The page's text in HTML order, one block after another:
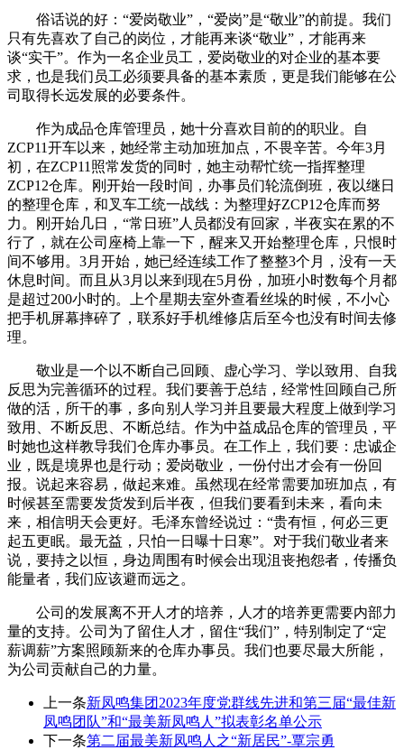
俗话说的好： “爱岗敬业”，“爱岗”是“敬业”的前提。 我们
只有先喜欢了自己的岗位，才能再来谈“敬业”，才能再来
谈“实干”。 作为一名企业员工，爱岗敬业的对企业的基本要
求，也是我们员工必须要具备的基本素质，更是我们能够在公
司取得长远发展的必要条件。
作为成品仓库管理员，她十分喜欢目前的的职业。自
ZCP11开车以来，她经常主动加班加点，不畏辛苦。今年3月
初，在ZCP11照常发货的同时，她主动帮忙统一指挥整理
ZCP12仓库。刚开始一段时间，办事员们轮流倒班，夜以继日
的整理仓库，和叉车工统一战线：为整理好ZCP12仓库而努
力。刚开始几日，“常日班”人员都没有回家，半夜实在累的不
行了，就在公司座椅上靠一下，醒来又开始整理仓库，只恨时
间不够用。3月开始，她已经连续工作了整整3个月，没有一天
休息时间。而且从3月以来到现在5月份，加班小时数每个月都
是超过200小时的。上个星期去室外查看丝垛的时候，不小心
把手机屏幕摔碎了，联系好手机维修店后至今也没有时间去修
理。
敬业是一个以不断自己回顾、虚心学习、学以致用、自我
反思为完善循环的过程。我们要善于总结，经常性回顾自己所
做的活，所干的事，多向别人学习并且要最大程度上做到学习
致用、不断反思、不断总结。作为中益成品仓库的管理员，平
时她也这样教导我们仓库办事员。在工作上，我们要：忠诚企
业，既是境界也是行动；爱岗敬业，一份付出才会有一份回
报。说起来容易，做起来难。虽然现在经常需要加班加点，有
时候甚至需要发货发到后半夜，但我们要看到未来，看向未
来，相信明天会更好。毛泽东曾经说过： “贵有恒，何必三更
起五更眠。最无益，只怕一日曝十日寒”。对于我们敬业者来
说，要持之以恒，身边周围有时候会出现沮丧抱怨者，传播负
能量者，我们应该避而远之。
公司的发展离不开人才的培养，人才的培养更需要内部力
量的支持。公司为了留住人才，留住“我们”，特别制定了“定
薪调薪”方案照顾新来的仓库办事员。我们也要尽最大所能，
为公司贡献自己的力量。
上一条新凤鸣集团2023年度党群线先进和第三届“最佳新
凤鸣团队”和“最美新凤鸣人”拟表彰名单公示
下一条第二届最美新凤鸣人之“新居民”-覃宗勇